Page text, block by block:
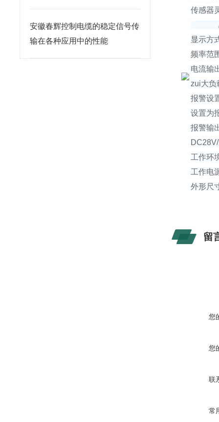
安徽春辉控制电缆的稳定信号传
输在各种应用中的性能
传感器
感器
显示方
频率范
电流输
zui大
报警设
设置为
报警输
工作环
工作电
外形尺
留
您
您
联
常